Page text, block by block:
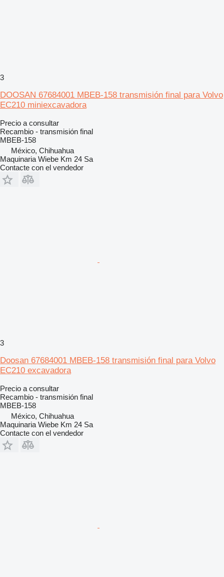
3
DOOSAN 67684001 MBEB-158 transmisión final para Volvo
EC210 miniexcavadora
Precio a consultar
Recambio - transmisión final
MBEB-158
México, Chihuahua
Maquinaria Wiebe Km 24 Sa
Contacte con el vendedor
3
Doosan 67684001 MBEB-158 transmisión final para Volvo
EC210 excavadora
Precio a consultar
Recambio - transmisión final
MBEB-158
México, Chihuahua
Maquinaria Wiebe Km 24 Sa
Contacte con el vendedor